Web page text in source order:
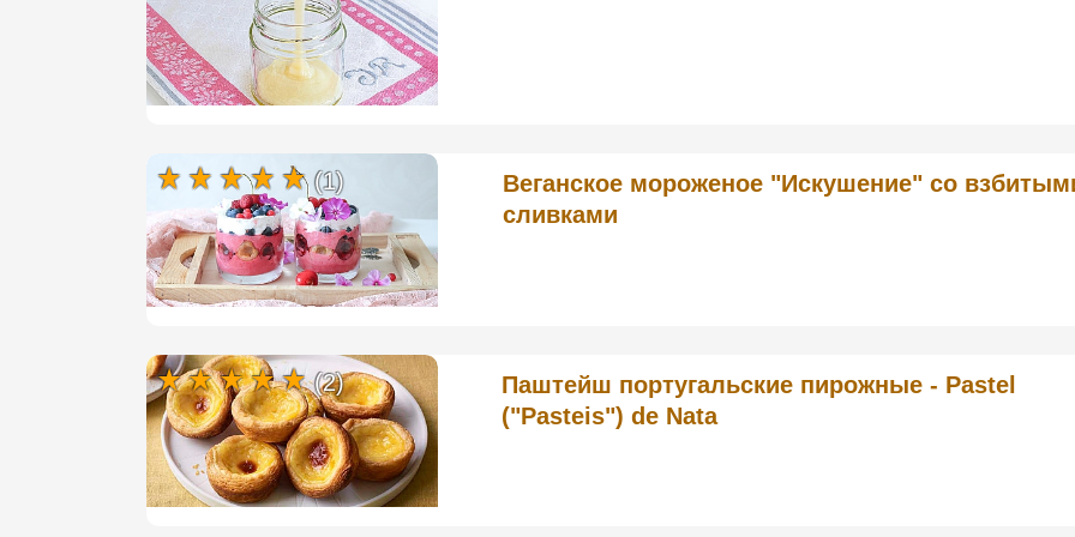
Веганское мороженое "Искушение" со
сливками
(1)
Паштейш португальские пирожные - Pastel
("Pasteis") de Nata
(2)